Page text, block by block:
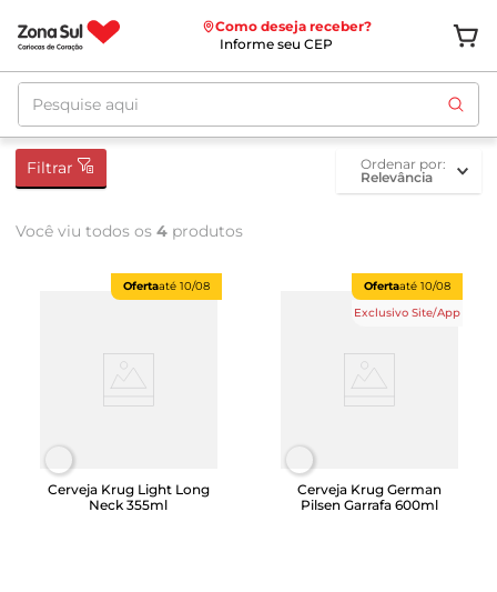
Como deseja receber?
Informe seu CEP
Pesquise aqui
Filtrar
ordenar por
Relevância
Você viu todos os 4 produtos
Ofertaaté 10/08
Cerveja Krug Light Long
Neck 355ml
Ofertaaté 10/08
Exclusivo Site/App
Cerveja Krug German
Pilsen Garrafa 600ml